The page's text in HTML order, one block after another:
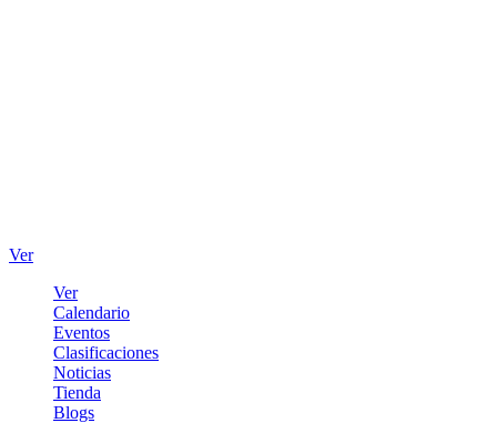
Ver
Ver
Calendario
Eventos
Clasificaciones
Noticias
Tienda
Blogs